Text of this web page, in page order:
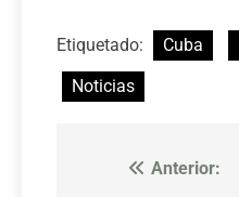
Etiquetado: Cuba
Noticias
Navegación
Anterior: